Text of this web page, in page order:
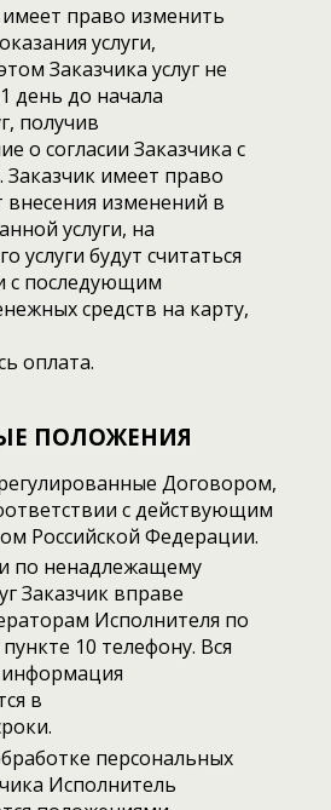
право изменить
услуги,
Заказчика услуг не
день до начала
получив
о согласии Заказчика с
имеет право
внесения изменений в
услуги, на
услуги будут считаться
с последующим
средств на карту,
оплата.
ПОЛОЖЕНИЯ
Договором,
с действующим
Российской Федерации.
по ненадлежащему
Заказчик вправе
Исполнителя по
10 телефону. Вся
в
персональных
Исполнитель